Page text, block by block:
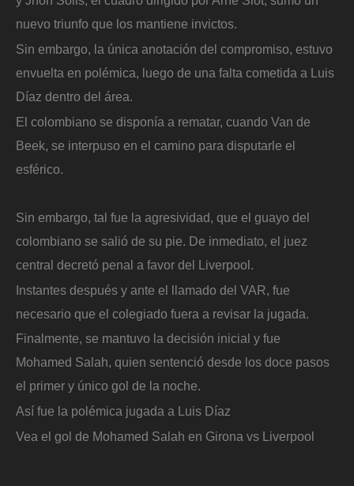
nuevo triunfo que los mantiene invictos.
Sin embargo, la única anotación del compromiso, estuvo
envuelta en polémica, luego de una falta cometida a Luis
Díaz dentro del área.
El colombiano se disponía a rematar, cuando Van de
Beek, se interpuso en el camino para disputarle el
esférico.
Sin embargo, tal fue la agresividad, que el guayo del
colombiano se salió de su pie. De inmediato, el juez
central decretó penal a favor del Liverpool.
Instantes después y ante el llamado del VAR, fue
necesario que el colegiado fuera a revisar la jugada.
Finalmente, se mantuvo la decisión inicial y fue
Mohamed Salah, quien sentenció desde los doce pasos
el primer y único gol de la noche.
Así fue la polémica jugada a Luis Díaz
Vea el gol de Mohamed Salah en Girona vs Liverpool